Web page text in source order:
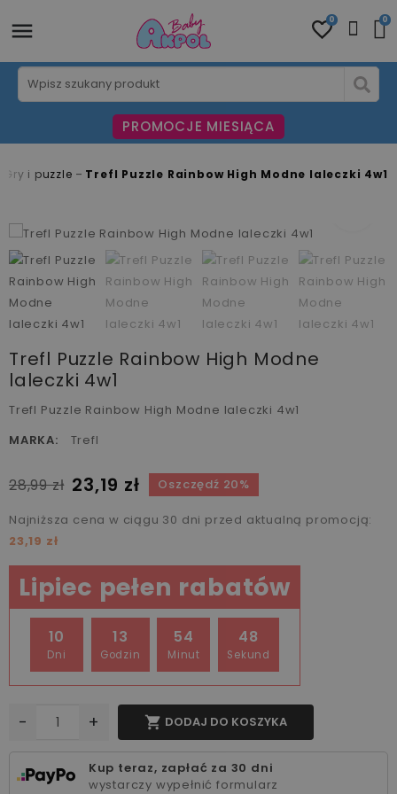
0 0
PROMOCJE MIESIĄCA
Gry i puzzle Trefl Puzzle Rainbow High Modne laleczki 4w1
Trefl Puzzle Rainbow High Modne
laleczki 4w1
Trefl Puzzle Rainbow High Modne laleczki 4w1
MARKA:
Trefl
28,99 zł 23,19 zł Oszczędź 20%
Najniższa cena w ciągu 30 dni przed aktualną promocją:
23,19 zł
Lipiec pełen rabatów
10
Dni
13
Godzin
54
Minut
47
Sekund
- +  DODAJ DO KOSZYKA
Kup teraz, zapłać za 30 dni
wystarczy wypełnić formularz